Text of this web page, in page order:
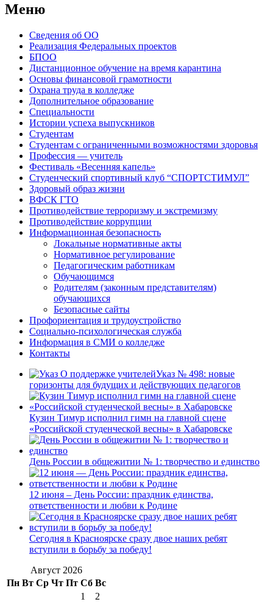
Меню
Сведения об ОО
Реализация Федеральных проектов
БПОО
Дистанционное обучение на время карантина
Основы финансовой грамотности
Охрана труда в колледже
Дополнительное образование
Специальности
Истории успеха выпускников
Студентам
Студентам с ограниченными возможностями здоровья
Профессия — учитель
Фестиваль «Весенняя капель»
Студенческий спортивный клуб “СПОРТСТИМУЛ”
Здоровый образ жизни
ВФСК ГТО
Противодействие терроризму и экстремизму
Противодействие коррупции
Информационная безопасность
Локальные нормативные акты
Нормативное регулирование
Педагогическим работникам
Обучающимся
Родителям (законным представителям)
обучающихся
Безопасные сайты
Профориентация и трудоустройство
Социально-психологическая служба
Информация в СМИ о колледже
Контакты
Указ № 498: новые
горизонты для будущих и действующих педагогов
Кузин Тимур исполнил гимн на главной сцене
«Российской студенческой весны» в Хабаровске
День России в общежитии № 1: творчество и единство
12 июня – День России: праздник единства,
ответственности и любви к Родине
Сегодня в Красноярске сразу двое наших ребят
вступили в борьбу за победу!
Август 2026
Пн Вт Ср Чт Пт Сб Вс
1
2